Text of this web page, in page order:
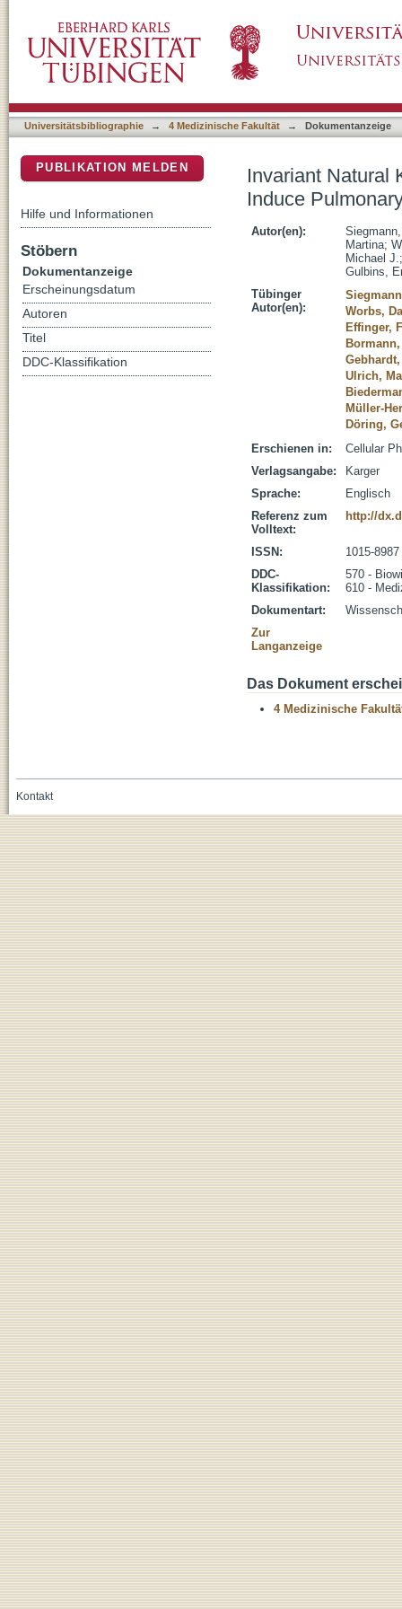
Cystic Fibrosis
Universitätsbibliographie → 4 Medizinische Fakultät → Dokumentanzeige
Invariant Natural
Induce
Autor(en):
Martina;
Michael J.
Gulbins,
Tübinger
Autor(en):
Worbs,
Effinger,
Ulrich,
Müller-
Döring,
Erschienen in:
Cellular
Verlagsangabe:
Karger
Sprache:
Englisch
Referenz zum
Volltext:
http://
ISSN:
1015-8987
DDC-
Klassifikation:
570 -
610 -
Dokumentart:
Zur
Langanzeige
Das Dokument
4 Medizinische
PUBLIKATION MELDEN
Hilfe und Informationen
Stöbern
Dokumentanzeige
Erscheinungsdatum
Autoren
Titel
DDC-Klassifikation
Kontakt